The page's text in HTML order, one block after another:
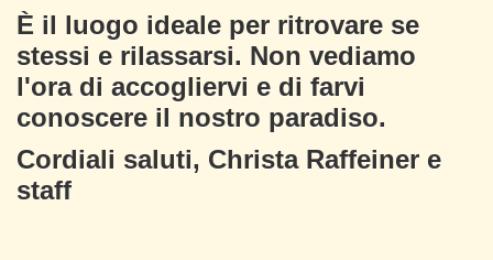
È il luogo ideale per ritrovare se
stessi e rilassarsi. Non vediamo
l'ora di accogliervi e di farvi
conoscere il nostro paradiso.
Cordiali saluti, Christa Raffeiner e
staff